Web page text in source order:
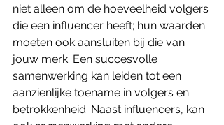
niet alleen om de hoeveelheid volgers
die een influencer heeft; hun waarden
moeten ook aansluiten bij die van
jouw merk. Een succesvolle
samenwerking kan leiden tot een
aanzienlijke toename in volgers en
betrokkenheid. Naast influencers, kan